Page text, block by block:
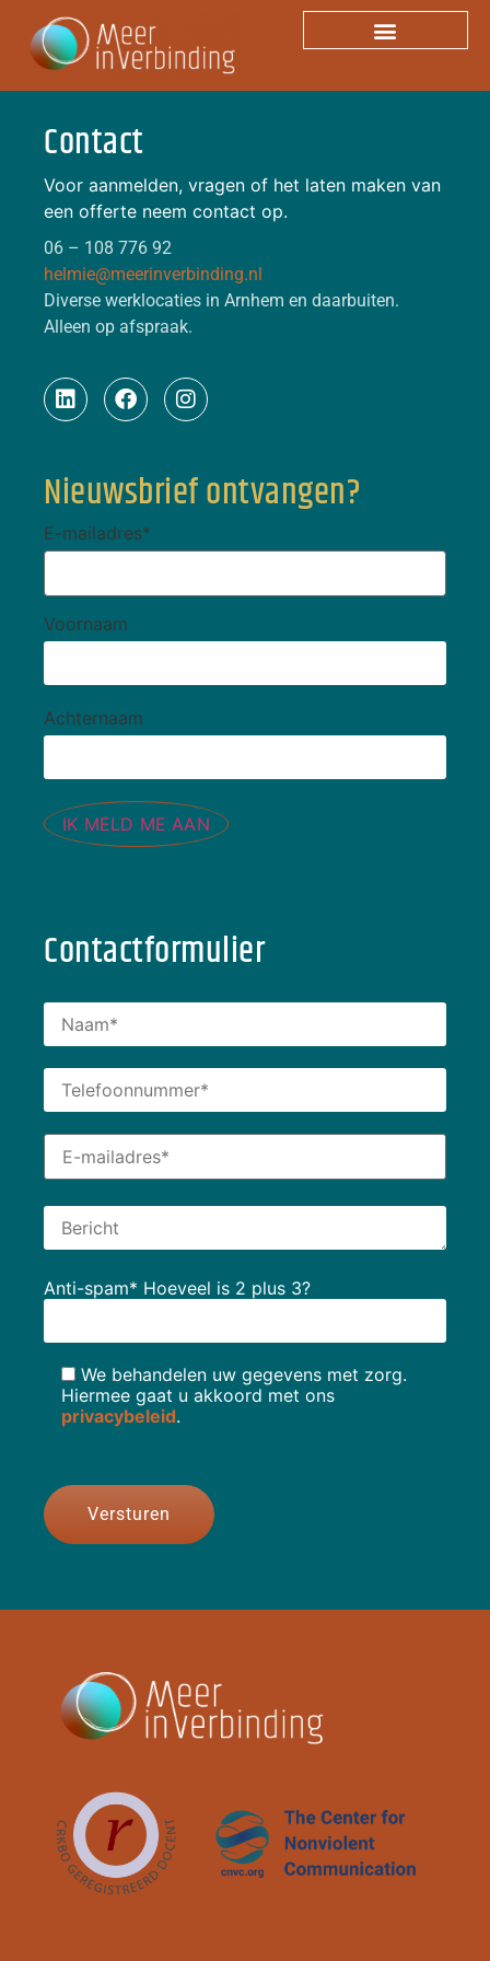
Categorie:Coaching
Contact
Voor aanmelden, vragen of het laten maken van
een offerte neem contact op.
06 – 108 776 92
helmie@meerinverbinding.nl
Diverse werklocaties in Arnhem en daarbuiten.
Alleen op afspraak.
Nieuwsbrief ontvangen?
E-mailadres*
Voornaam
Achternaam
IK MELD ME AAN
Contactformulier
Anti-spam* Hoeveel is 2 plus 3?
We behandelen uw gegevens met zorg.
Hiermee gaat u akkoord met ons
privacybeleid.